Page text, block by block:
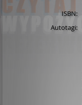
ISBN:
Autotagi: